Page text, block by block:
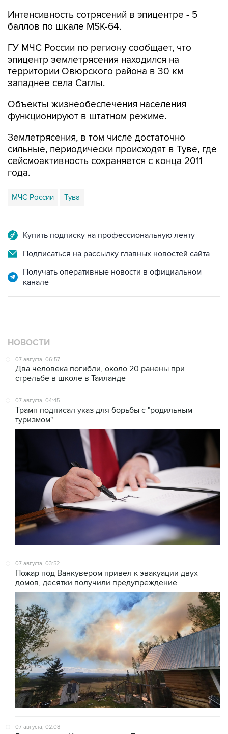
Интенсивность сотрясений в эпицентре - 5
баллов по шкале MSK-64.
ГУ МЧС России по региону сообщает, что
эпицентр землетрясения находился на
территории Овюрского района в 30 км
западнее села Саглы.
Объекты жизнеобеспечения населения
функционируют в штатном режиме.
Землетрясения, в том числе достаточно
сильные, периодически происходят в Туве, где
сейсмоактивность сохраняется с конца 2011
года.
МЧС России Тува
Купить подписку на профессиональную ленту
Подписаться на рассылку главных новостей сайта
Получать оперативные новости в официальном
канале
НОВОСТИ
07 августа, 06:57
Два человека погибли, около 20 ранены при
стрельбе в школе в Таиланде
07 августа, 04:45
Трамп подписал указ для борьбы с "родильным
туризмом"
07 августа, 03:52
Пожар под Ванкувером привел к эвакуации двух
домов, десятки получили предупреждение
07 августа, 02:08